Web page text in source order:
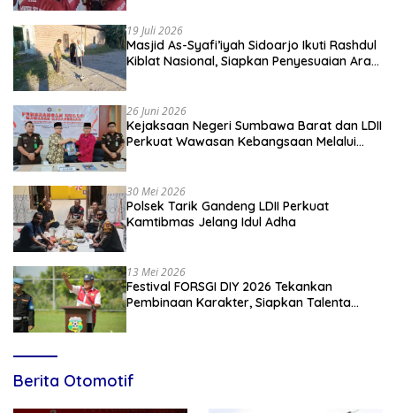
19 Juli 2026
Masjid As-Syafi’iyah Sidoarjo Ikuti Rashdul
Kiblat Nasional, Siapkan Penyesuaian Arah
26 Juni 2026
Kejaksaan Negeri Sumbawa Barat dan LDII
Perkuat Wawasan Kebangsaan Melalui
30 Mei 2026
Polsek Tarik Gandeng LDII Perkuat
Kamtibmas Jelang Idul Adha
13 Mei 2026
Festival FORSGI DIY 2026 Tekankan
Pembinaan Karakter, Siapkan Talenta
Berita Otomotif